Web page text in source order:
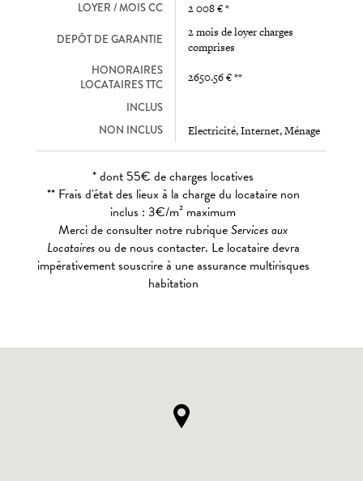
LOYER / MOIS CC 2 008 € *
DEPÔT DE GARANTIE
2 mois de loyer charges
comprises
HONORAIRES
LOCATAIRES TTC
2650.56 € **
INCLUS
NON INCLUS
Electricité, Internet, Ménage
* dont 55€ de charges locatives
** Frais d'état des lieux à la charge du locataire non
inclus : 3€/m² maximum
Merci de consulter notre rubriqueServices aux
Locatairesou de nous contacter. Le locataire devra
impérativement souscrire à une assurance multirisques
habitation